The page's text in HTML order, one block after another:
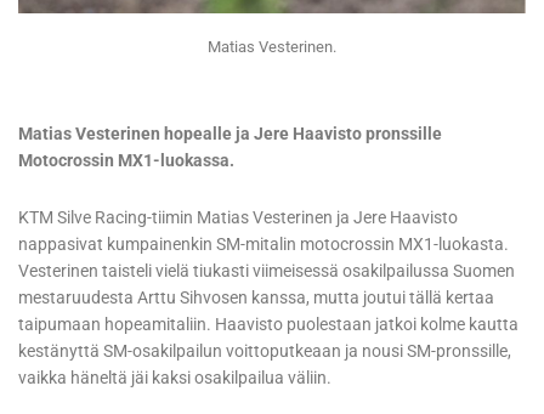
Matias Vesterinen.
Matias Vesterinen hopealle ja Jere Haavisto pronssille
Motocrossin MX1-luokassa.
KTM Silve Racing-tiimin Matias Vesterinen ja Jere Haavisto
nappasivat kumpainenkin SM-mitalin motocrossin MX1-luokasta.
Vesterinen taisteli vielä tiukasti viimeisessä osakilpailussa Suomen
mestaruudesta Arttu Sihvosen kanssa, mutta joutui tällä kertaa
taipumaan hopeamitaliin. Haavisto puolestaan jatkoi kolme kautta
kestänyttä SM-osakilpailun voittoputkeaan ja nousi SM-pronssille,
vaikka häneltä jäi kaksi osakilpailua väliin.